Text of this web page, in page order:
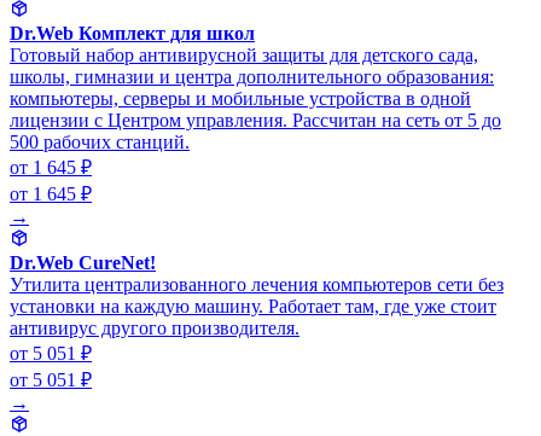
Dr.Web Комплект для школ
Готовый набор антивирусной защиты для детского сада,
школы, гимназии и центра дополнительного образования:
компьютеры, серверы и мобильные устройства в одной
лицензии с Центром управления. Рассчитан на сеть от 5 до
500 рабочих станций.
от 1 645 ₽
от 1 645 ₽
→
Dr.Web CureNet!
Утилита централизованного лечения компьютеров сети без
установки на каждую машину. Работает там, где уже стоит
антивирус другого производителя.
от 5 051 ₽
от 5 051 ₽
→